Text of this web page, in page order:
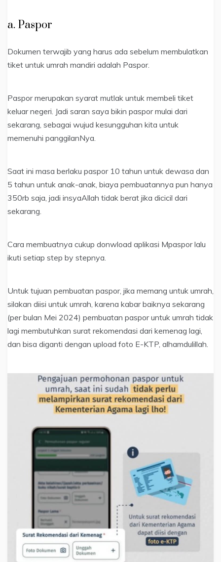
a. Paspor
Dokumen terwajib yang harus ada sebelum membulatkan
tiket untuk umrah mandiri adalah Paspor.
Paspor merupakan syarat mutlak untuk membeli tiket
keluar negeri. Jadi saran saya bikin paspor mulai dari
sekarang, sebagai wujud kesungguhan kita untuk
memenuhi panggilanNya.
Saat ini masa berlaku paspor 10 tahun untuk dewasa dan
5 tahun untuk anak-anak, biaya pembuatannya pun hanya
350rb saja, jadi insyaAllah tidak berat jika dicicil dari
sekarang.
Cara membuatnya cukup donwload aplikasi Mpaspor lalu
ikuti setiap step by stepnya.
Untuk tujuan pembuatan paspor, jika memang untuk umrah,
silakan diisi untuk umrah, karena kabar baiknya sekarang
(per bulan Mei 2024) pembuatan paspor untuk umrah tidak
lagi membutuhkan surat rekomendasi dari kemenag lagi,
dan bisa diganti dengan upload foto E-KTP, alhamdulillah.